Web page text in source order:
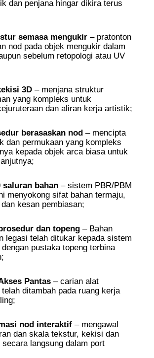
dan penjana hingar dikira terus
semasa mengukir – pratonton
nod pada objek mengukir dalam
sebelum retopologi atau UV
3D – menjana struktur
yang kompleks untuk
dan aliran kerja artistik;
berasaskan nod – mencipta
dan permukaan yang kompleks
kepada objek arca biasa untuk
saluran bahan – sistem PBR/PBM
menyokong sifat bahan termaju,
kesan pembiasan;
dan topeng – Bahan
legasi telah ditukar kepada sistem
pustaka topeng terbina
Pantas – carian alat
ditambah pada ruang kerja
nod interaktif – mengawal
dan skala tekstur, kekisi dan
langsung dalam port